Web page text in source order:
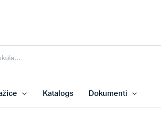
Katalogs Dokumenti